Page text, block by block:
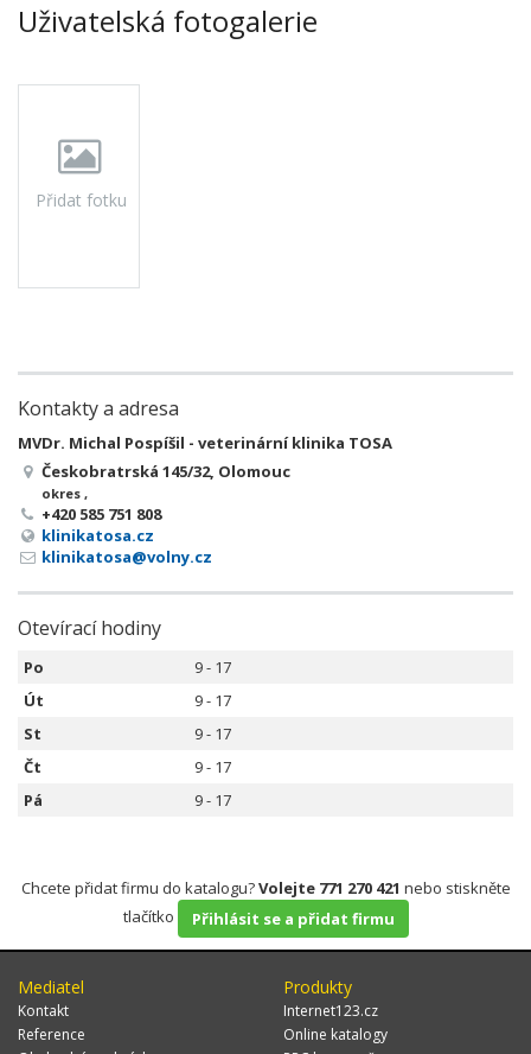
Uživatelská fotogalerie
Přidat fotku
Kontakty a adresa
MVDr. Michal Pospíšil - veterinární klinika TOSA
Českobratrská 145/32, Olomouc
okres ,
+420 585 751 808
klinikatosa.cz
klinikatosa@volny.cz
Otevírací hodiny
Po
9 - 17
Út
9 - 17
St
9 - 17
Čt
9 - 17
Pá
9 - 17
Chcete přidat firmu do katalogu?Volejte 771 270 421 nebo stiskněte
tlačítko
Přihlásit se a přidat firmu
Mediatel
Kontakt
Reference
Produkty
Internet123.cz
Online katalogy